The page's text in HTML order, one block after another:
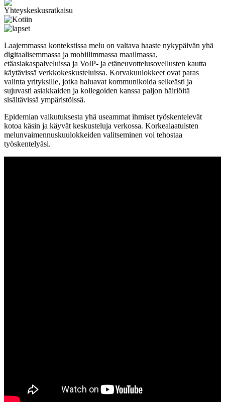
Laajemmassa kontekstissa melu on valtava haaste nykypäivän yhä
digitaalisemmassa ja mobiilimmassa maailmassa,
etäasiakaspalveluissa ja VoIP- ja etäneuvottelusovellusten kautta
käytävissä verkkokeskusteluissa. Korvakuulokkeet ovat paras
valinta yrityksille, jotka haluavat kommunikoida selkeästi ja
sujuvasti asiakkaiden ja kollegoiden kanssa paljon häiriöitä
sisältävissä ympäristöissä.
Epidemian vaikutuksesta yhä useammat ihmiset työskentelevät
kotoa käsin ja käyvät keskusteluja verkossa. Korkealaatuisten
melunvaimennuskuulokkeiden valitseminen voi tehostaa
työskentelyäsi.